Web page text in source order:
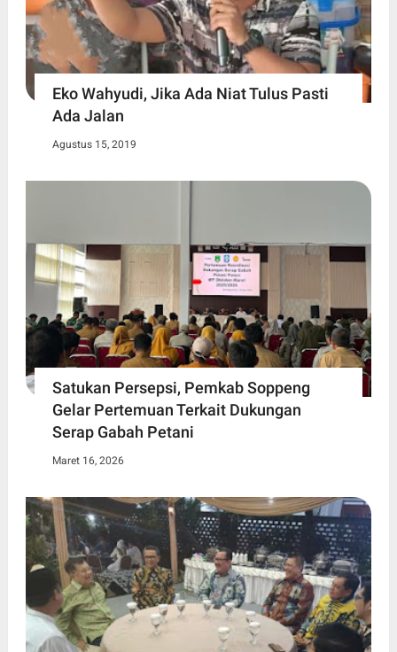
Eko Wahyudi, Jika Ada Niat Tulus Pasti
Ada Jalan
Agustus 15, 2019
Satukan Persepsi, Pemkab Soppeng
Gelar Pertemuan Terkait Dukungan
Serap Gabah Petani
Maret 16, 2026